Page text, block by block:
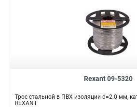
Rexant 09-5320
Трос стальной в ПВХ изоляции d=2.0 мм,
REXANT